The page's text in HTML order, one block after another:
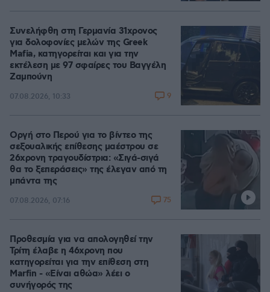
Συνελήφθη στη Γερμανία 31χρονος
για δολοφονίες μελών της Greek
Mafia, κατηγορείται και για την
εκτέλεση με 97 σφαίρες του Βαγγέλη
Ζαμπούνη
07.08.2026, 10:33 9
Οργή στο Περού για το βίντεο της
σεξουαλικής επίθεσης μαέστρου σε
26χρονη τραγουδίστρια: «Σιγά-σιγά
θα το ξεπεράσεις» της έλεγαν από τη
μπάντα της
07.08.2026, 07:16 75
Προθεσμία για να απολογηθεί την
Τρίτη έλαβε η 46χρονη που
κατηγορείται για την επίθεση στη
Marfin - «Είναι αθώα» λέει ο
συνήγορός της